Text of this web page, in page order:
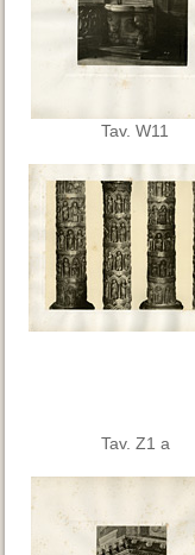
Tav. W11
Tav. Z1 a